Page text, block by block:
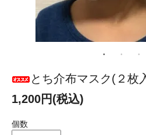
とち介布マスク(２枚
1,200円(税込)
個数